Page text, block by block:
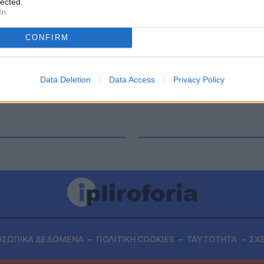
CONFIRM
Data Deletion Data Access Privacy Policy
πυρετό και σημάδιαεπιθετικής βακτηριακής
μικρή Μαρία θα ψαλεί αύριο Τετάρτη στις
του Αγίου Μάμαντος […]
ΔΕΔΟΜΕΝΑ ΠΟΛΙΤΙΚΗ COOKIES ΤΑΥΤΟΤΗΤΑ